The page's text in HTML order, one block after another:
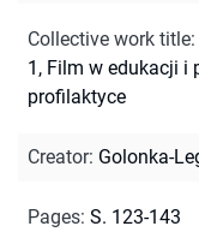
Collective work title:
1, Film w edukacji i
profilaktyce
Creator: Golonka-
Pages: S. 123-143